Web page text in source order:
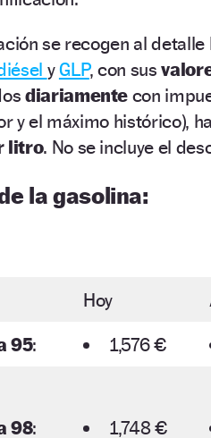
se recogen al detalle
yGLP, con sus
diariamente con
y el máximo histórico),
litro. No se incluye el
la gasolina:
Hoy
95: 1,576 €
98: 1,748 €